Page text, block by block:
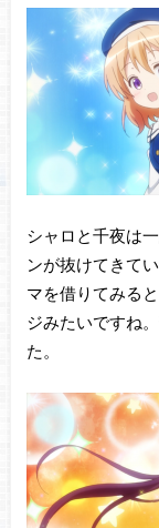
シャロと千夜は
ンが抜けてきて
マを借りてみる
ジみたいですね
た。